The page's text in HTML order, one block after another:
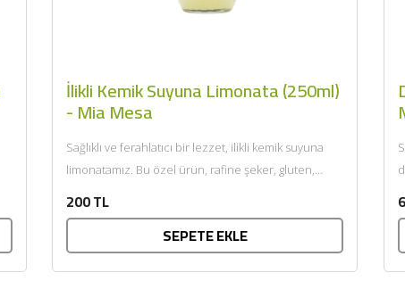
İlikli Kemik Suyuna Limonata (250ml)
- Mia Mesa
Sağlıklı ve ferahlatıcı bir lezzet, ilikli kemik suyuna
limonatamız. Bu özel ürün, rafine şeker, gluten,
200 TL
SEPETE EKLE